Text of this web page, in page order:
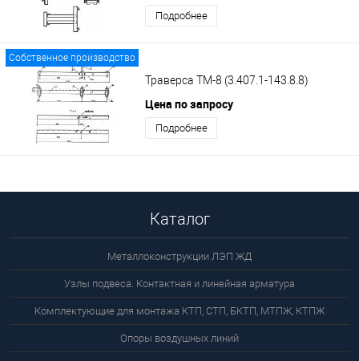
Подробнее
Собственное производство
Траверса ТМ-8 (3.407.1-143.8.8)
Цена по запросу
Подробнее
Каталог
Металлоконструкции ЛЭП ЖД
Узлы подвеса. Контактная и линейная арматура
Комплектующие для монтажа КТП, СТП, БКТП, МТПЖ, КТПЖ
Опоры воздушных линий